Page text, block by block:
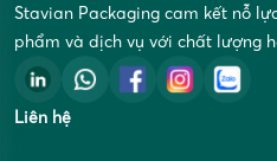
Stavian Packaging cam kết nỗ
phẩm và dịch vụ với chất lượng
Liên hệ